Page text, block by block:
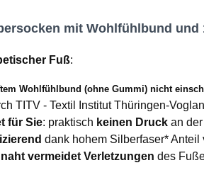
mit Wohlfühlbund und
Fuß:
Wohlfühlbund (ohne Gummi) nicht
TITV - Textil Institut Thüringen-
für Sie: praktisch keinen Druck an
dank hohem Silberfaser* Anteil
vermeidet Verletzungen des